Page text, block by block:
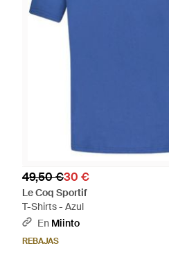
49,50 €30 €
Le Coq Sportif
T-Shirts - Azul
En Miinto
REBAJAS